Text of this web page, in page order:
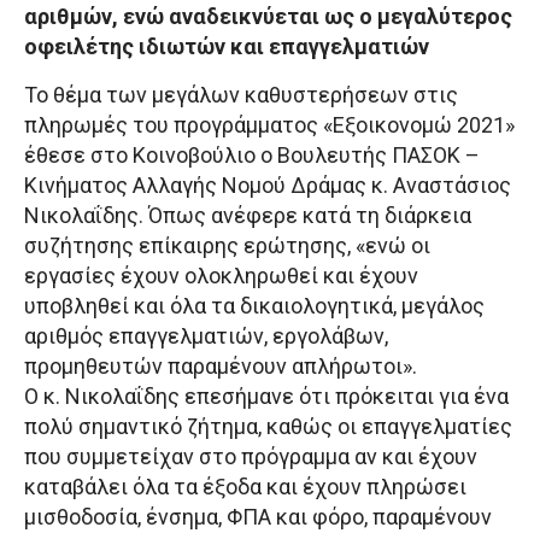
αριθμών, ενώ αναδεικνύεται ως ο μεγαλύτερος
οφειλέτης ιδιωτών και επαγγελματιών
Το θέμα των μεγάλων καθυστερήσεων στις
πληρωμές του προγράμματος «Εξοικονομώ 2021»
έθεσε στο Κοινοβούλιο ο Βουλευτής ΠΑΣΟΚ –
Κινήματος Αλλαγής Νομού Δράμας κ. Αναστάσιος
Νικολαΐδης. Όπως ανέφερε κατά τη διάρκεια
συζήτησης επίκαιρης ερώτησης, «ενώ οι
εργασίες έχουν ολοκληρωθεί και έχουν
υποβληθεί και όλα τα δικαιολογητικά, μεγάλος
αριθμός επαγγελματιών, εργολάβων,
προμηθευτών παραμένουν απλήρωτοι».
Ο κ. Νικολαΐδης επεσήμανε ότι πρόκειται για ένα
πολύ σημαντικό ζήτημα, καθώς οι επαγγελματίες
που συμμετείχαν στο πρόγραμμα αν και έχουν
καταβάλει όλα τα έξοδα και έχουν πληρώσει
μισθοδοσία, ένσημα, ΦΠΑ και φόρο, παραμένουν